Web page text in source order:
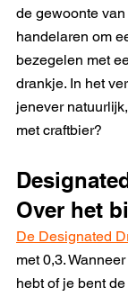
de gewoonte
handelaren om
bezegelen met
drankje. In het
jenever
met craftbier?
Over het
De Designated
met 0,3.
hebt of je bent